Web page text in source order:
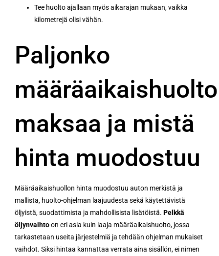
Tee huolto ajallaan myös aikarajan mukaan, vaikka
kilometrejä olisi vähän.
Paljonko
määräaikaishuolto
maksaa ja mistä
hinta muodostuu
Määräaikaishuollon hinta muodostuu auton merkistä ja
mallista, huolto-ohjelman laajuudesta sekä käytettävistä
öljyistä, suodattimista ja mahdollisista lisätöistä. Pelkkä
öljynvaihtoon eri asia kuin laaja määräaikaishuolto, jossa
tarkastetaan useita järjestelmiä ja tehdään ohjelman mukaiset
vaihdot. Siksi hintaa kannattaa verrata aina sisällön, ei nimen